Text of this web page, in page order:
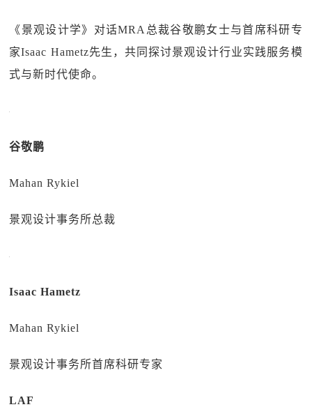
《景观设计学》对话MRA总裁谷敬鹏女士与首席科研专
家Isaac Hametz先生，共同探讨景观设计行业实践服务模
式与新时代使命。
谷敬鹏
Mahan Rykiel
景观设计事务所总裁
Isaac Hametz
Mahan Rykiel
景观设计事务所首席科研专家
LAF